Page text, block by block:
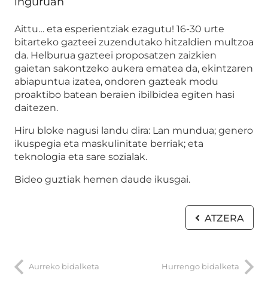
Aittu… eta esperientziak ezagutu! 16-30 urte
bitarteko gazteei zuzendutako hitzaldien multzoa
da. Helburua gazteei proposatzen zaizkien
gaietan sakontzeko aukera ematea da, ekintzaren
abiapuntua izatea, ondoren gazteak modu
proaktibo batean beraien ibilbidea egiten hasi
daitezen.
Hiru bloke nagusi landu dira: Lan mundua; genero
ikuspegia eta maskulinitate berriak; eta
teknologia eta sare sozialak.
Bideo guztiak hemen daude ikusgai.
ATZERA
Aurreko bidalketa Hurrengo bidalketa